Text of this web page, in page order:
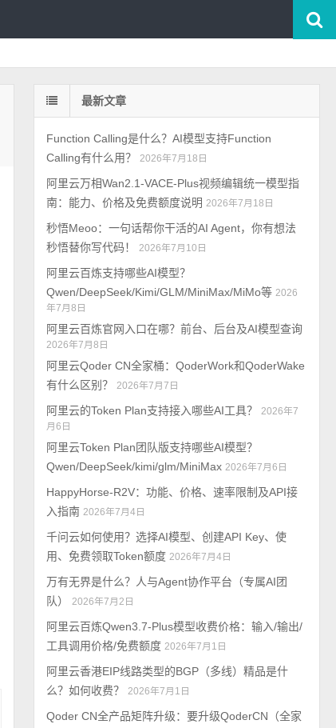
最新文章
Function Calling是什么？AI模型支持Function
Calling有什么用？
2026年7月18日
阿里云万相Wan2.1-VACE-Plus视频编辑统一模型指
南：能力、价格及免费额度说明 2026年7月18日
秒悟Meoo：一句话帮你干活的AI Agent，你有想法
秒悟替你写代码！
2026年7月10日
阿里云百炼支持哪些AI模型？
Qwen/DeepSeek/Kimi/GLM/MiniMax/MiMo等 2026
年7月8日
阿里云百炼官网入口在哪？前台、后台及AI模型查询
2026年7月8日
阿里云Qoder CN全家桶：QoderWork和QoderWake
有什么区别？
2026年7月7日
阿里云的Token Plan支持接入哪些AI工具？
2026年7
月6日
阿里云Token Plan团队版支持哪些AI模型？
Qwen/DeepSeek/kimi/glm/MiniMax 2026年7月6日
HappyHorse-R2V：功能、价格、速率限制及API接
入指南 2026年7月4日
千问云如何使用？选择AI模型、创建API Key、使
用、免费领取Token额度 2026年7月4日
万有无界是什么？人与Agent协作平台（专属AI团
队）
2026年7月2日
阿里云百炼Qwen3.7-Plus模型收费价格：输入/输出/
工具调用价格/免费额度 2026年7月1日
阿里云香港EIP线路类型的BGP（多线）精品是什
么？如何收费？
2026年7月1日
Qoder CN全产品矩阵升级：要升级QoderCN（全家